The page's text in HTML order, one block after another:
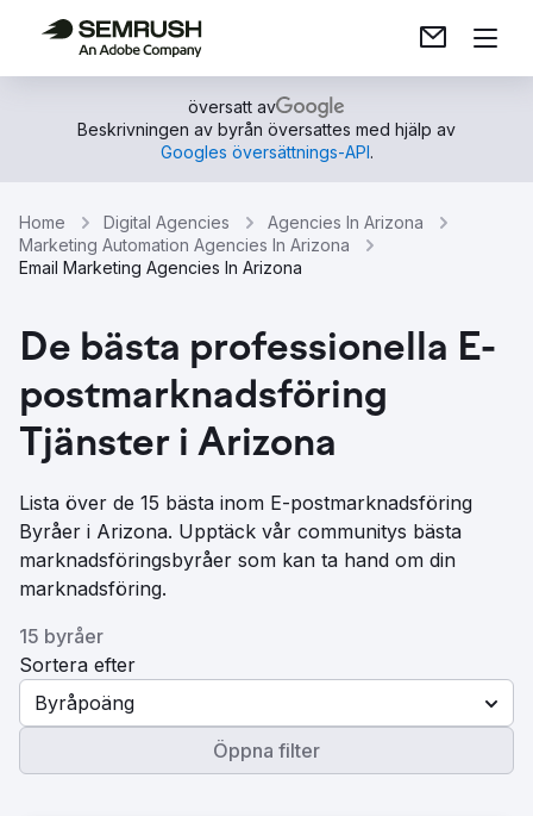
översatt av
Beskrivningen av byrån översattes med hjälp av
Googles översättnings-API.
Home Digital Agencies
Agencies In Arizona
Marketing Automation Agencies In Arizona
Email Marketing Agencies In Arizona
De bästa professionella E-
postmarknadsföring
Tjänster i Arizona
Lista över de 15 bästa inom E-postmarknadsföring
Byråer i Arizona. Upptäck vår communitys bästa
marknadsföringsbyråer som kan ta hand om din
marknadsföring.
15 byråer
Sortera efter
Byråpoäng
Öppna filter